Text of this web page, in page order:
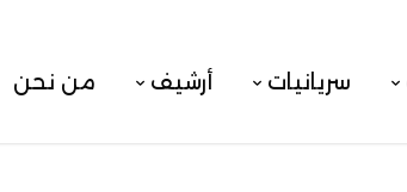
سريانيات أرشيف من نحن